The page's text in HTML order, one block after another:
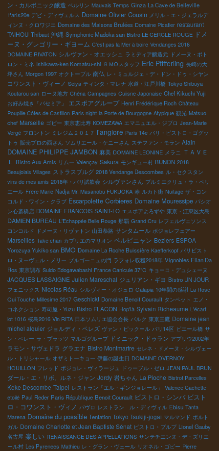
ン・カルボニック醸造 ベルリン Mauvais Temps Ginza La Cave de Belleville
Paris20e デビ・ディヴェルス Domaine Olivier Cousin メリル・エ・ジェラルデ
ィンヌ・クロワジエ Domaine des Maisons Brulées Domaine Picatier restaurant
TAIHOU Thibaut 沖縄 Symphonie Madoka san Bistro LE CERCLE ROUGE ドメ
ーヌ・グレゴリー・ギヨーム C'est pas la Mer à boire Vendanges 2016
DOMAINE RIVATON シルヴァン・オエッシュ ラミディア醸造元 ドメーヌ・ポト
ロン・ミネ Ishikawa-ken Komatsu-shi ＢＭОスタッフ Eric Pfifferling 長崎の大
坪さん Morgon 1997 オクトーブル 南仏 レ・ミュルジェ・デ・ドン・ドゥ・シヤン
コワンスト・ヴィーノ Seiya ティンタ・マレナ 水道・江戸川橋 Tokyo Shibuya
Koutarou san ローヌ地方 Chéna Campagnes Cuiisne Japonaise Chef Kikuchi Yuji
お好み焼き「パセミア」
エスポアグループ Henri Frédérique Roch Château
Poupille Côtes de Castillon Paris night la Porte de Bourgogne Atypique 観光 Matsuo
chef Marseille ゴビー 東京恵比寿 KOMEZAWA エマニュエル・ジブロ Jean-Marie
Vergé フロントン ミレジム２０１７ l'anglore Paris 14e パリ・ビストロ・ゴグッ
トゥ 販売プロの西さん ソムリエール・ケニーさん ステファン・モラン Alain
DOMAINE PHILIPPE JAMBON 麻美 DOMAINE LEONINE メラニ ＴＡＶＥ
Ｌ Bistro Aux Amis リムー Valençay Sakura モンギュー村 BUNON 2018
Beaujolais Villages ストラスブルグ 2018 Vendange Descombes ル・セクスタン
vins de mes amis 2018年・パリ試飲会 シルヴァンさん プルミエクリュ・ラ・ペリ
エール Frère Marie Nadja Mr. Masanobu FUKUOKA 赤 ルカト街 Nuitage ザ・コン
コルド・ワイン・クラブ Escarpolette Corbieres Domaine Mouressipe パシオ
ン心斎橋店 DOMAINE FRANCOIS SAINT-LO エスポアよろずや 東京・江東区大島
DAMIEN BUREAU L'Echappée Belle Rouge 那覇 Grand Cru レフェルヴェソンス
コンコルド ドメーヌ・リヴァトン 山田恭路 サンタムール ボジョレフェアー
Marseilles Take chan カプリエのマリオン ペルピニャン Beziers ESPOA
Yorozuya Yukiko san BMO Domaine La Roche Buissière Kaefferkopf パリビスト
ロ・ヌーヴェル・メリー ブルゴーニュの門 ラフォレ収穫2018年 Vignobles Elian Da
Ros 東京調布 Suido Edogawabashi France Canicule 37℃ キョーコ・デュシェーヌ
JACQUES LASSAIGNE Julien Mareschal ジュリアン・ギヨ Bistro UN JOUR
フェニックス Nicolas Réau シルヴィー・オジュロ Galapia 10年間の感謝 La Rose
Qui Touche Millesime 2017 Geschickt Domaine Benoit Courault タンペット エノ・
コネクション 寿司屋・Yuzu Bistro FLACON Hop'là Sylvain Richeaume L'écart
lot 1016 桜島2016 Vin RITA 日本ソムリエ協会会長 パルク 東京三鷹 Domaine jean
michel alquier ジョルディ・ペレズ ヴァン・ピックール パリ14区 ピエール橋 サ
ン・ペレー ラ・プラッツ マルゴグループ ドミニック・ドゥラン アブリウ2002年
ラモン・サヴェドラ グラエナ Bistro Montmartre セレネ・ドメーヌ・シルヴェー
ル・トリシャール オザミトーキョー 伊藤の誕生日 DOMAINE OVERNOY
HOUILLON フレッド ボジョレ・ヴィラージュ ドゥーブル・ゼロ JEAN PAUL BRUN
ダール・エ・リボ、ルネ・ジャン Jordy 岩ちゃん La Pioche Bistrot Parcelles
Keke Descombe Taipei レストラン「エル・ギンジョレール」
Valence Cachette
etoilé Paul Reder Paris République Benoit Courault ビストロ・シンバ ビスト
ロ・コワンスト・ヴィノ パヴロ レストラン ル・ディヴィル Ebisu Tanta
Marena Domaine du possible Tentation Tokyo Tsukiji-jogai マルマンド ポルト
ガル Domaine Charlotte et Jean Baptiste Sénat ビストロ・プルプ Lionel Gauby
名古屋 楽しい RENAISSANCE DES APPELLATIONS サンテチエンヌ・デ・ズリエ
ール村 Les Pyrenees Mathieu レ・グラン・ヴェール リオネル・ゴビー Pierre